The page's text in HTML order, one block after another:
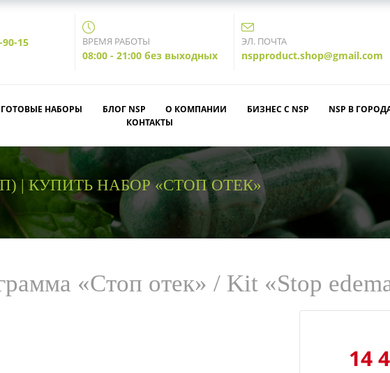
90-15 ВРЕМЯ РАБОТЫ
08:00 - 21:00 без выходных
ЭЛ. ПОЧТА
nspproduct.shop@gmail.com
ГОТОВЫЕ НАБОРЫ БЛОГ NSP О КОМПАНИИ БИЗНЕС С NSP NSP В
КОНТАКТЫ
| КУПИТЬ НАБОР «СТОП ОТЕК»
«Стоп отек» / Kit «Stop
14